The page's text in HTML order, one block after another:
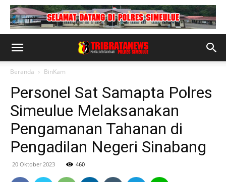
Beranda BinKam
Personel Sat Samapta Polres
Simeulue Melaksanakan
Pengamanan Tahanan di
Pengadilan Negeri Sinabang
20 Oktober 2023 460